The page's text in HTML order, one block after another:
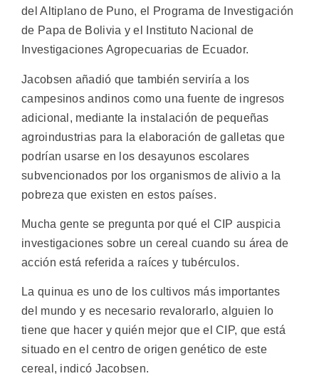
del Altiplano de Puno, el Programa de Investigación
de Papa de Bolivia y el Instituto Nacional de
Investigaciones Agropecuarias de Ecuador.
Jacobsen añadió que también serviría a los
campesinos andinos como una fuente de ingresos
adicional, mediante la instalación de pequeñas
agroindustrias para la elaboración de galletas que
podrían usarse en los desayunos escolares
subvencionados por los organismos de alivio a la
pobreza que existen en estos países.
Mucha gente se pregunta por qué el CIP auspicia
investigaciones sobre un cereal cuando su área de
acción está referida a raíces y tubérculos.
La quinua es uno de los cultivos más importantes
del mundo y es necesario revalorarlo, alguien lo
tiene que hacer y quién mejor que el CIP, que está
situado en el centro de origen genético de este
cereal, indicó Jacobsen.